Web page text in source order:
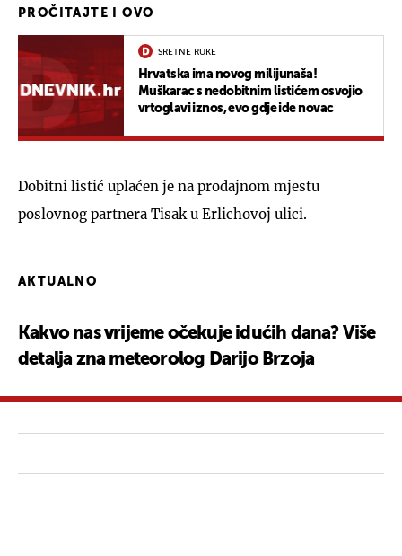
PROČITAJTE I OVO
SRETNE RUKE
Hrvatska ima novog milijunaša!
Muškarac s nedobitnim listićem osvojio
vrtoglavi iznos, evo gdje ide novac
Dobitni listić uplaćen je na prodajnom mjestu
poslovnog partnera Tisak u Erlichovoj ulici.
AKTUALNO
Kakvo nas vrijeme očekuje idućih dana? Više
detalja zna meteorolog Darijo Brzoja